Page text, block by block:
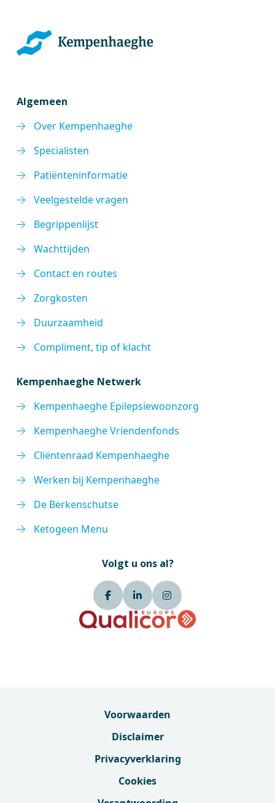
Algemeen
Over Kempenhaeghe
Specialisten
Patiënteninformatie
Veelgestelde vragen
Begrippenlijst
Wachttijden
Contact en routes
Zorgkosten
Duurzaamheid
Compliment, tip of klacht
Kempenhaeghe Netwerk
Kempenhaeghe Epilepsiewoonzorg
Kempenhaeghe Vriendenfonds
Cliëntenraad Kempenhaeghe
Werken bij Kempenhaeghe
De Berkenschutse
Ketogeen Menu
Volgt u ons al?
Voorwaarden
Disclaimer
Privacyverklaring
Cookies